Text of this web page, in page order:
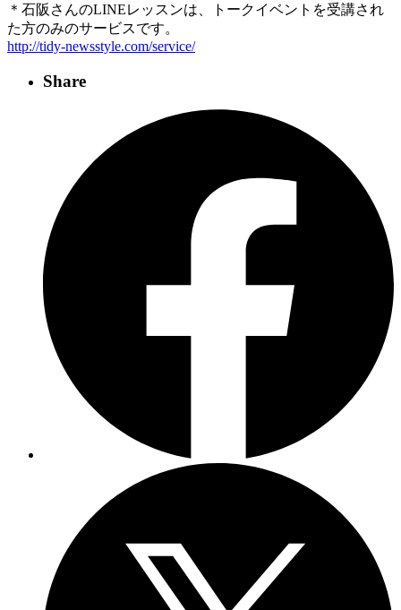
＊石阪さんのLINEレッスンは、トークイベントを受講され
た方のみのサービスです。
http://tidy-newsstyle.com/service/
Share